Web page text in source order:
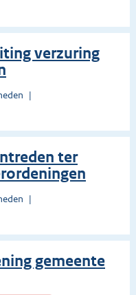
verzuring
ter
gemeente